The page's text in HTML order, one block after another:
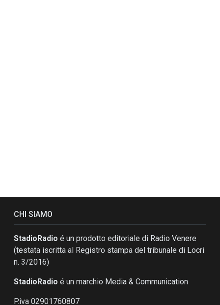
CHI SIAMO
StadioRadio é un prodotto editoriale di Radio Venere
(testata iscritta al Registro stampa del tribunale di Locri
n. 3/2016)
StadioRadio é un marchio Media & Communication
P.iva 02901760807